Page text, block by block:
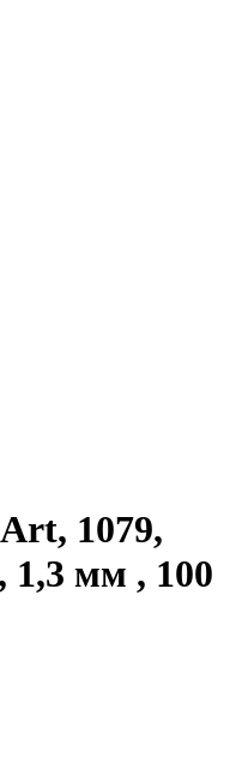
1079,
1,3 мм , 100